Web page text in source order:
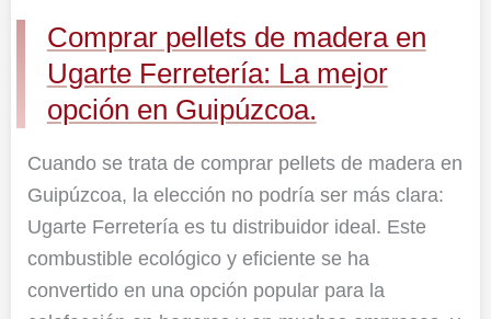
Comprar pellets de madera en
Ugarte Ferretería: La mejor
opción en Guipúzcoa.
Cuando se trata de comprar pellets de madera en
Guipúzcoa, la elección no podría ser más clara:
Ugarte Ferretería es tu distribuidor ideal. Este
combustible ecológico y eficiente se ha
convertido en una opción popular para la